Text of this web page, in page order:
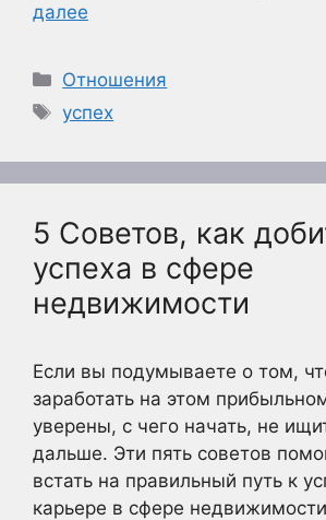
далее
Рубрики
Отношения
Метки
успех
5 Советов, как
успеха в сфере
недвижимости
Если вы подумываете о том,
заработать на этом
уверены, с чего начать, не
дальше. Эти пять советов
встать на правильный путь к
карьере в сфере